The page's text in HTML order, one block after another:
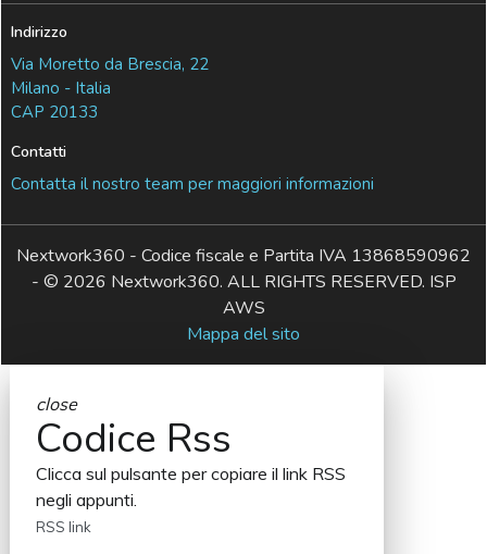
Indirizzo
Via Moretto da Brescia, 22
Milano - Italia
CAP 20133
Contatti
Contatta il nostro team per maggiori informazioni
Nextwork360 - Codice fiscale e Partita IVA 13868590962
- © 2026 Nextwork360. ALL RIGHTS RESERVED. ISP
AWS
Mappa del sito
close
Codice Rss
Clicca sul pulsante per copiare il link RSS
negli appunti.
RSS link